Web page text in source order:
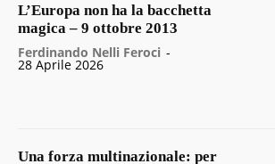
L’Europa non ha la bacchetta
magica – 9 ottobre 2013
Ferdinando Nelli Feroci -
28 Aprile 2026
Una forza multinazionale: per